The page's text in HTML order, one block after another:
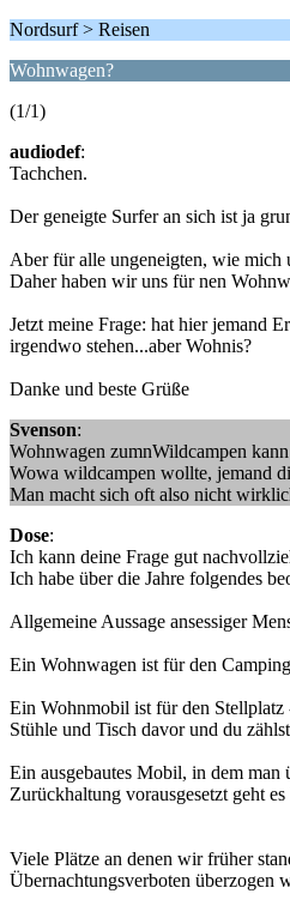
Nordsurf > Reisen
Wohnwagen?
(1/1)
audiodef:
Tachchen.
Der geneigte Surfer an sich ist ja
Aber für alle ungeneigten, wie mich
Daher haben wir uns für nen
Jetzt meine Frage: hat hier jemand
irgendwo stehen...aber Wohnis?
Danke und beste Grüße
Svenson:
Wohnwagen zumnWildcampen
Wowa wildcampen wollte, jemand
Man macht sich oft also nicht
Dose:
Ich kann deine Frage gut
Ich habe über die Jahre folgendes
Allgemeine Aussage ansessiger
Ein Wohnwagen ist für den
Ein Wohnmobil ist für den
Stühle und Tisch davor und du
Ein ausgebautes Mobil, in dem
Zurückhaltung vorausgesetzt geht
Viele Plätze an denen wir früher
Übernachtungsverboten überzogen